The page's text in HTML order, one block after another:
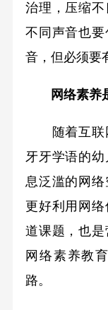
治理，压缩
不同声音也
音，但必须要
网络素养
随着互联网
牙牙学语的
息泛滥的网
更好利用网
道课题，也
网络素养教
路。